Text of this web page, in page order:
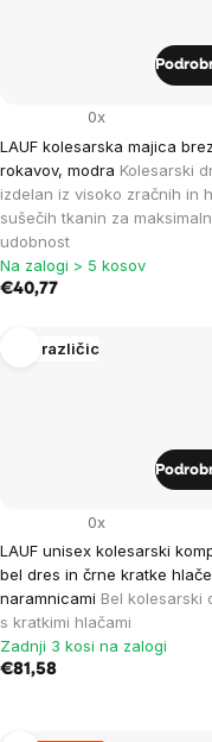
LAUF kolesarska majica brez
rokavov, modra Kolesarski
izdelan iz visoko zračnih in
sušečih tkanin za
udobnost
0x
Na zalogi > 5 kosov
€40,77
Več različic
LAUF unisex kolesarski
bel dres in črne kratke
naramnicami Bel kolesarski
s kratkimi hlačami
0x
Zadnji 3 kosi na zalogi
€81,58